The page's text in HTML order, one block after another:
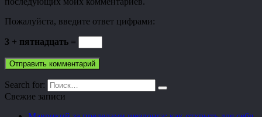
Пожалуйста, введите ответ цифрами:
3 + пятнадцать =
Search for:
Свежие записи